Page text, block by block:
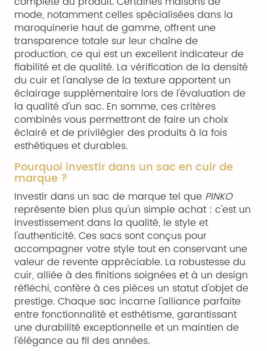
mode, notamment celles spécialisées dans la
maroquinerie haut de gamme, offrent une
transparence totale sur leur chaîne de
production, ce qui est un excellent indicateur de
fiabilité et de qualité. La vérification de la densité
du cuir et l'analyse de la texture apportent un
éclairage supplémentaire lors de l'évaluation de
la qualité d'un sac. En somme, ces critères
combinés vous permettront de faire un choix
éclairé et de privilégier des produits à la fois
esthétiques et durables.
Pourquoi investir dans un sac en cuir de
marque ?
Investir dans un sac de marque tel que PINKO
représente bien plus qu'un simple achat : c'est un
investissement dans la qualité, le style et
l'authenticité. Ces sacs sont conçus pour
accompagner votre style tout en conservant une
valeur de revente appréciable. La robustesse du
cuir, alliée à des finitions soignées et à un design
réfléchi, confère à ces pièces un statut d'objet de
prestige. Chaque sac incarne l'alliance parfaite
entre fonctionnalité et esthétisme, garantissant
une durabilité exceptionnelle et un maintien de
l'élégance au fil des années.